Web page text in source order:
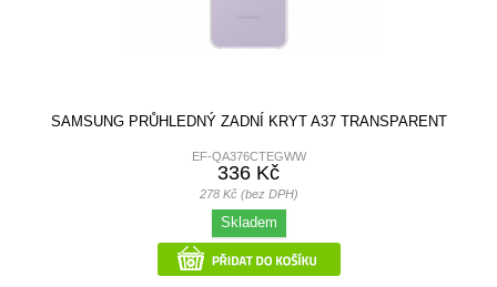
SAMSUNG PRŮHLEDNÝ ZADNÍ KRYT A37 TRANSPARENT
EF-QA376CTEGWW
336 Kč
278 Kč (bez DPH)
Skladem